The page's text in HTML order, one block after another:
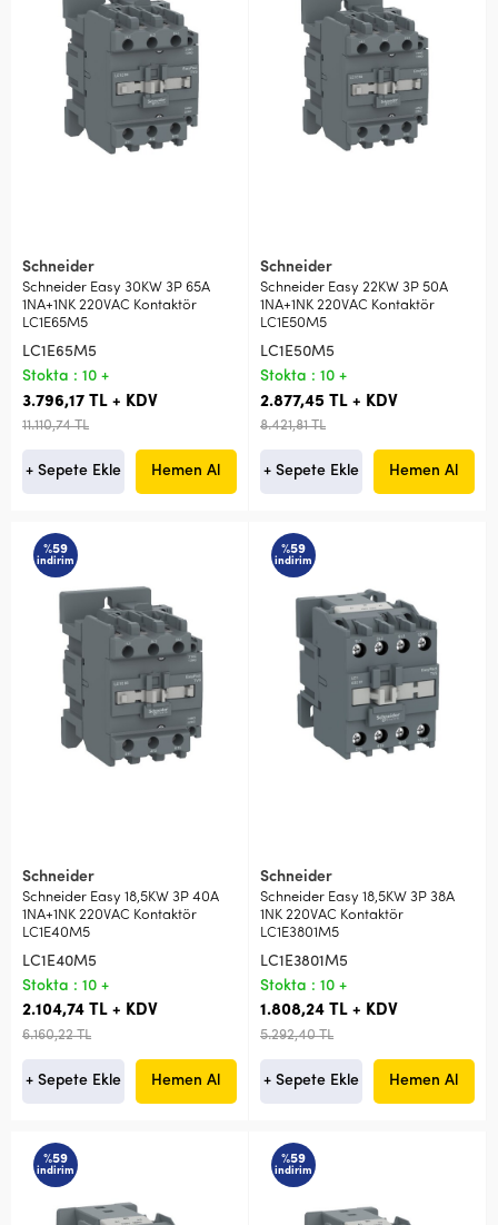
Schneider
Schneider Easy 30KW 3P 65A
1NA+1NK 220VAC Kontaktör
LC1E65M5
LC1E65M5
Stokta : 10 +
3.796,17 TL + KDV
11.110,74 TL
+ Sepete Ekle Hemen Al
Schneider
Schneider Easy 22KW 3P 50A
1NA+1NK 220VAC Kontaktör
LC1E50M5
LC1E50M5
Stokta : 10 +
2.877,45 TL + KDV
8.421,81 TL
+ Sepete Ekle Hemen Al
%59
indirim
Schneider
Schneider Easy 18,5KW 3P 40A
1NA+1NK 220VAC Kontaktör
LC1E40M5
LC1E40M5
Stokta : 10 +
2.104,74 TL + KDV
6.160,22 TL
+ Sepete Ekle Hemen Al
%59
indirim
Schneider
Schneider Easy 18,5KW 3P 38A
1NK 220VAC Kontaktör
LC1E3801M5
LC1E3801M5
Stokta : 10 +
1.808,24 TL + KDV
5.292,40 TL
+ Sepete Ekle Hemen Al
%59
indirim
%59
indirim